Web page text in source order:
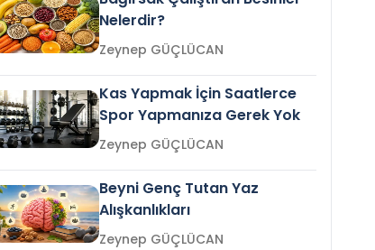
Nelerdir?
Zeynep GÜÇLÜCAN
Kas Yapmak İçin Saatlerce
Spor Yapmanıza Gerek Yok
Zeynep GÜÇLÜCAN
Beyni Genç Tutan Yaz
Alışkanlıkları
Zeynep GÜÇLÜCAN